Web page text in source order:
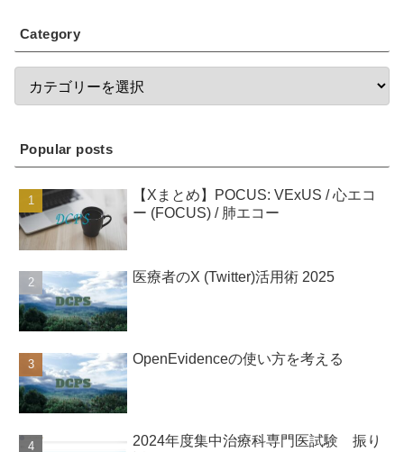
Category
Popular posts
【Xまとめ】POCUS: VExUS / 心エコ
ー (FOCUS) / 肺エコー
医療者のX (Twitter)活用術 2025
OpenEvidenceの使い方を考える
2024年度集中治療科専門医試験 振り